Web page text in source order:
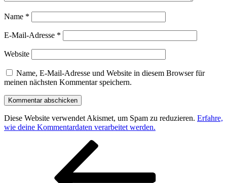
Name *
E-Mail-Adresse *
Website
Name, E-Mail-Adresse und Website in diesem Browser für
meinen nächsten Kommentar speichern.
Diese Website verwendet Akismet, um Spam zu reduzieren. Erfahre,
wie deine Kommentardaten verarbeitet werden.
Beitragsnavigation